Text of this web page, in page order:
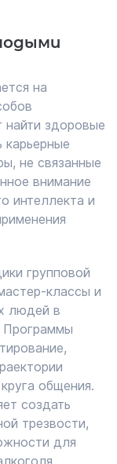
на
найти здоровые
не связанные
внимание
интеллекта и
групповой
классы и
людей в
Программы
общения.
создать
трезвости,
для